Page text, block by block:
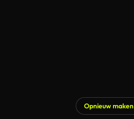
Opnieuw maken